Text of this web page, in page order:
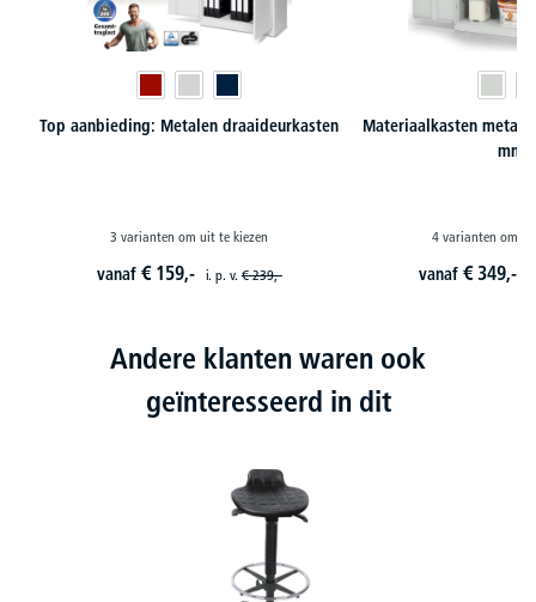
Top aanbieding: Metalen draaideurkasten
3 varianten om uit te kiezen
vanaf € 159,- i. p. v.€ 239,-
Materiaalkasten
mm
4 varianten om
vanaf € 349,-
Andere klanten waren ook
geïnteresseerd in dit